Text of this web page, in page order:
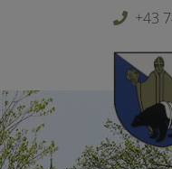
Springe direkt
+43